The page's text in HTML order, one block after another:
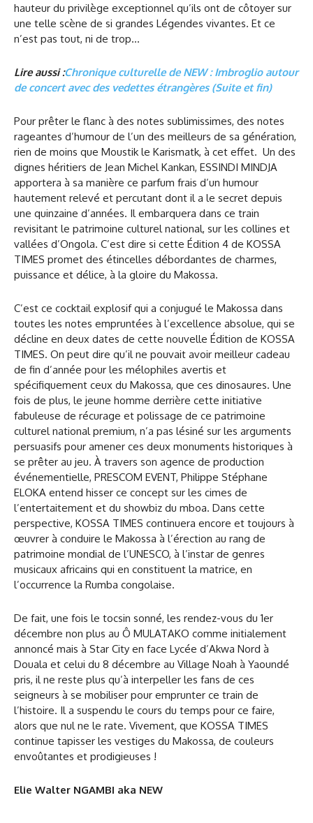
hauteur du privilège exceptionnel qu’ils ont de côtoyer sur
une telle scène de si grandes Légendes vivantes. Et ce
n’est pas tout, ni de trop…
Lire aussi :Chronique culturelle de NEW : Imbroglio autour
de concert avec des vedettes étrangères (Suite et fin)
Pour prêter le flanc à des notes sublimissimes, des notes
rageantes d’humour de l’un des meilleurs de sa génération,
rien de moins que Moustik le Karismatk, à cet effet. Un des
dignes héritiers de Jean Michel Kankan, ESSINDI MINDJA
apportera à sa manière ce parfum frais d’un humour
hautement relevé et percutant dont il a le secret depuis
une quinzaine d’années. Il embarquera dans ce train
revisitant le patrimoine culturel national, sur les collines et
vallées d’Ongola. C’est dire si cette Édition 4 de KOSSA
TIMES promet des étincelles débordantes de charmes,
puissance et délice, à la gloire du Makossa.
C’est ce cocktail explosif qui a conjugué le Makossa dans
toutes les notes empruntées à l’excellence absolue, qui se
décline en deux dates de cette nouvelle Édition de KOSSA
TIMES. On peut dire qu’il ne pouvait avoir meilleur cadeau
de fin d’année pour les mélophiles avertis et
spécifiquement ceux du Makossa, que ces dinosaures. Une
fois de plus, le jeune homme derrière cette initiative
fabuleuse de récurage et polissage de ce patrimoine
culturel national premium, n’a pas lésiné sur les arguments
persuasifs pour amener ces deux monuments historiques à
se prêter au jeu. À travers son agence de production
événementielle, PRESCOM EVENT, Philippe Stéphane
ELOKA entend hisser ce concept sur les cimes de
l’entertaitement et du showbiz du mboa. Dans cette
perspective, KOSSA TIMES continuera encore et toujours à
œuvrer à conduire le Makossa à l’érection au rang de
patrimoine mondial de l’UNESCO, à l’instar de genres
musicaux africains qui en constituent la matrice, en
l’occurrence la Rumba congolaise.
De fait, une fois le tocsin sonné, les rendez-vous du 1er
décembre non plus au Ô MULATAKO comme initialement
annoncé mais à Star City en face Lycée d’Akwa Nord à
Douala et celui du 8 décembre au Village Noah à Yaoundé
pris, il ne reste plus qu’à interpeller les fans de ces
seigneurs à se mobiliser pour emprunter ce train de
l’histoire. Il a suspendu le cours du temps pour ce faire,
alors que nul ne le rate. Vivement, que KOSSA TIMES
continue tapisser les vestiges du Makossa, de couleurs
envoûtantes et prodigieuses !
Elie Walter NGAMBI aka NEW